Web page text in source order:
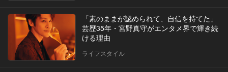
「素のままが認められて、自信を持てた」
芸歴35年・宮野真守がエンタメ界で輝き続
ける理由
ライフスタイル